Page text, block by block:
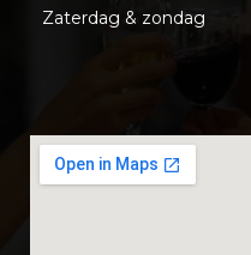
Zaterdag & zondag